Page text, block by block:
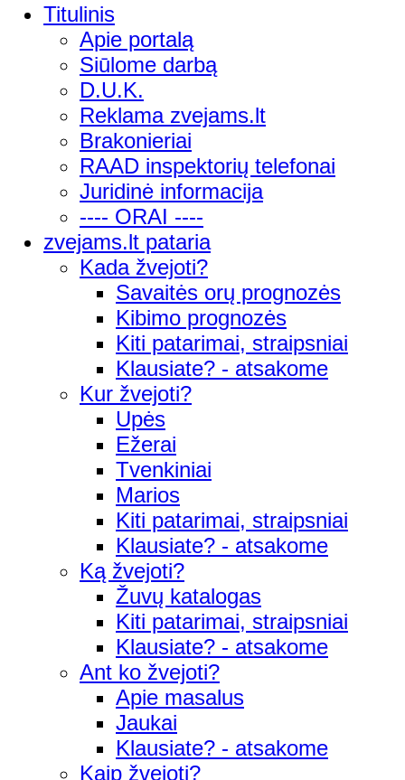
Titulinis
Apie portalą
Siūlome darbą
D.U.K.
Reklama zvejams.lt
Brakonieriai
RAAD inspektorių telefonai
Juridinė informacija
---- ORAI ----
zvejams.lt pataria
Kada žvejoti?
Savaitės orų prognozės
Kibimo prognozės
Kiti patarimai, straipsniai
Klausiate? - atsakome
Kur žvejoti?
Upės
Ežerai
Tvenkiniai
Marios
Kiti patarimai, straipsniai
Klausiate? - atsakome
Ką žvejoti?
Žuvų katalogas
Kiti patarimai, straipsniai
Klausiate? - atsakome
Ant ko žvejoti?
Apie masalus
Jaukai
Klausiate? - atsakome
Kaip žvejoti?